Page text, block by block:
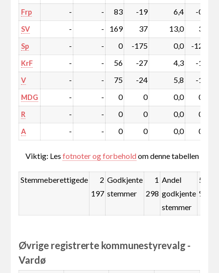
Frp - - 83 -19 6,4 -0,6
SV - - 169 37 13,0 3,9
Sp - - 0 -175 0,0 -12,1
KrF - - 56 -27 4,3 -1,4
V - - 75 -24 5,8 -1,0
MDG - - 0 0 0,0 0,0
R - - 0 0 0,0 0,0
A - - 0 0 0,0 0,0
Viktig: Lesfotnoter og forbeholdom denne tabellen
Stemmeberettigede
2
197
Godkjente
stemmer
1
298
Andel
godkjente
stemmer
59,1
%
Øvrige registrerte kommunestyrevalg -
Vardø